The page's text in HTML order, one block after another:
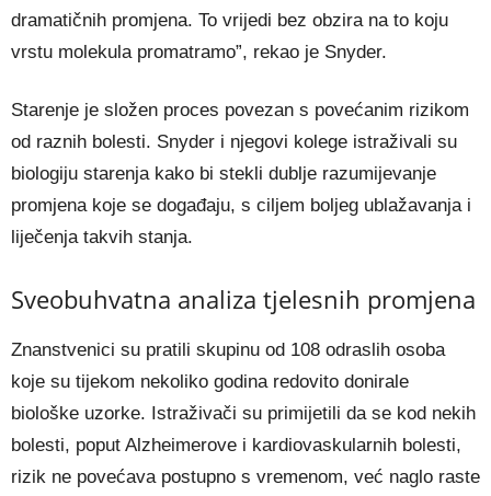
dramatičnih promjena. To vrijedi bez obzira na to koju
vrstu molekula promatramo”, rekao je Snyder.
Starenje je složen proces povezan s povećanim rizikom
od raznih bolesti. Snyder i njegovi kolege istraživali su
biologiju starenja kako bi stekli dublje razumijevanje
promjena koje se događaju, s ciljem boljeg ublažavanja i
liječenja takvih stanja.
Sveobuhvatna analiza tjelesnih promjena
Znanstvenici su pratili skupinu od 108 odraslih osoba
koje su tijekom nekoliko godina redovito donirale
biološke uzorke. Istraživači su primijetili da se kod nekih
bolesti, poput Alzheimerove i kardiovaskularnih bolesti,
rizik ne povećava postupno s vremenom, već naglo raste